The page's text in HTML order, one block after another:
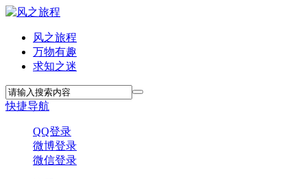
风之旅程
万物有趣
求知之迷
快捷导航
QQ登录
微博登录
微信登录